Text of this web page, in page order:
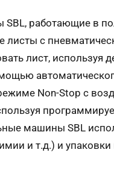
SBL, работающие в
листы с
лист, используя
Non-Stop с
машины SBL
и т.д.) и